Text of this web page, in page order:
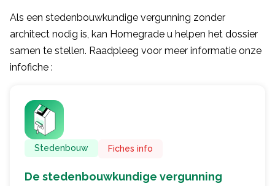
Als een stedenbouwkundige vergunning zonder
architect nodig is, kan Homegrade u helpen het dossier
samen te stellen. Raadpleeg voor meer informatie onze
infofiche :
Stedenbouw Fiches info
De stedenbouwkundige vergunning